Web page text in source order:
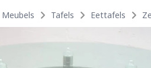
Meubels Tafels Eettafels